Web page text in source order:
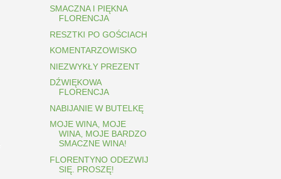
SMACZNA I PIĘKNA
FLORENCJA
RESZTKI PO GOŚCIACH
KOMENTARZOWISKO
NIEZWYKŁY PREZENT
DŹWIĘKOWA
FLORENCJA
NABIJANIE W BUTELKĘ
MOJE WINA, MOJE
WINA, MOJE BARDZO
SMACZNE WINA!
FLORENTYNO ODEZWIJ
SIĘ. PROSZĘ!